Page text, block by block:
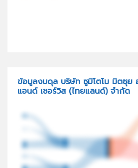
ข้อมูลงบดุล บริษัท ซูมิโตโม มิตซุย
แอนด์ เซอร์วิส (ไทยแลนด์) จำกัด